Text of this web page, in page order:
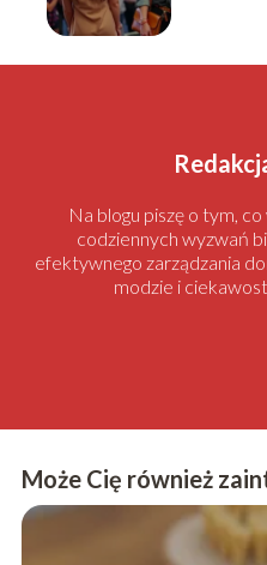
Na blogu piszę o tym,
codziennych wyzwań
efektywnego zarządzania
modzie i
Może Cię również